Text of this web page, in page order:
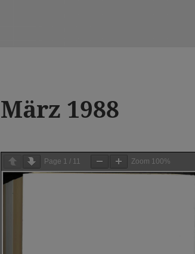
März 1988
Page 1 / 11 Zoom 100%